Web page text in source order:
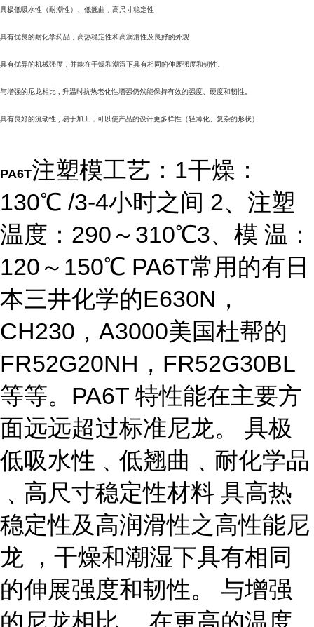
具极低吸水性（耐潮性）、低翘曲﹑高尺寸稳定性
具有优良的耐化学药品﹑高热稳定性和高润滑性及良好的外观
具有优异的机械强度，并能在干燥和潮湿下具有相同的伸展强度和韧性。
与增强的尼龙相比 , 升温时抗热老化性增强仍然能保持有效的强度、硬度和韧性。
具有良好的流动性 , 易于加工，可以使产品的设计更多样性（轻薄化、复杂的形状）
PA6T注塑模工艺：1干燥：
130℃ /3-4小时之间 2、注塑
温度：290～310℃3、模 温：
120～150℃ PA6T常用的有日
本三井化学的E630N，
CH230，A3000美国杜帮的
FR52G20NH，FR52G30BL
等等。PA6T 特性能在主要方
面远远超过标准尼龙。 具极
低吸水性﹑低翘曲﹑耐化学品
﹑高尺寸稳定性材料 具高热
稳定性及高润滑性之高性能尼
龙 ，干燥和潮湿下具有相同
的伸展强度和韧性。 与增强
的尼龙相比 ，在更高的温度